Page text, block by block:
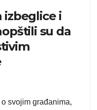
izbeglice i
su da
svojim građanima,